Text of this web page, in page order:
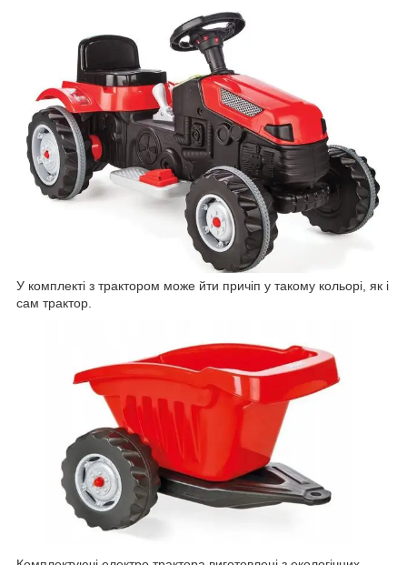
У комплекті з трактором може йти причіп у такому кольорі, як і
сам трактор.